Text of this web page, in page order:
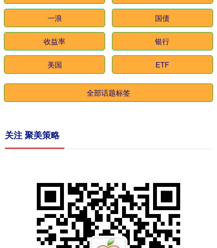
一浪 国债
收益率 银行
美国 ETF
全部话题标签
关注 聚美策略